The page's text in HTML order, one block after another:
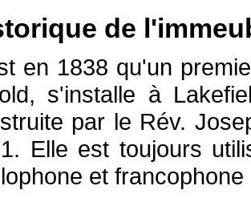
de
en 1838 qu'un
s'installe à
par le Rév.
Elle est toujours
et